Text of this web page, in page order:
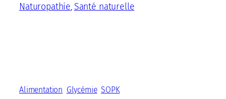
Naturopathie, Santé naturelle
Alimentation Glycémie SOPK